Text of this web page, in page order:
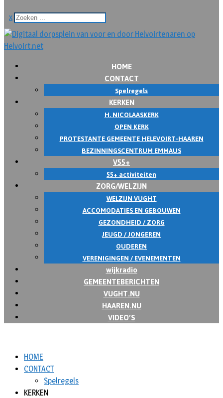
x
HOME
CONTACT
Spelregels
KERKEN
H. NICOLAASKERK
OPEN KERK
PROTESTANTE GEMEENTE HELEVOIRT-HAAREN
BEZINNINGSCENTRUM EMMAUS
V55+
55+ activiteiten
ZORG/WELZIJN
WELZIJN VUGHT
ACCOMODATIES EN GEBOUWEN
GEZONDHEID / ZORG
JEUGD / JONGEREN
OUDEREN
VERENIGINGEN / EVENEMENTEN
wijkradio
GEMEENTEBERICHTEN
VUGHT.NU
HAAREN.NU
VIDEO’S
HOME
CONTACT
Spelregels
KERKEN